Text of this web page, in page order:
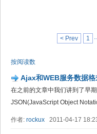
< Prev 1
按阅读数
Ajax和WEB服务数据
在之前的文章中我们讲到了早
JSON(JavaScript Object
作者: rockux 2011-04-17